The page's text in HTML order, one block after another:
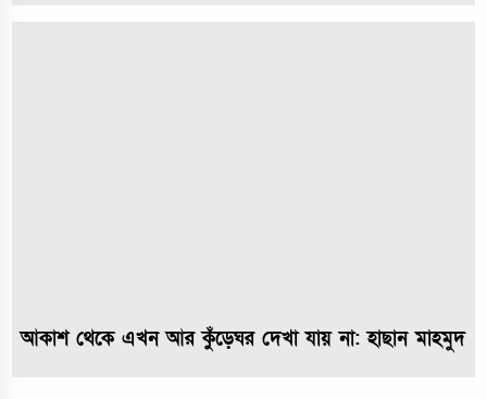
আকাশ থেকে এখন আর কুঁড়েঘর দেখা যায় না: হাছান মাহমুদ